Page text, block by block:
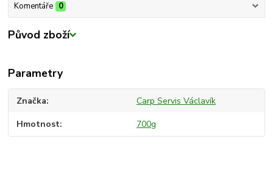
Komentáře 0
Původ zboží
Parametry
Značka Carp Servis Václavík
Hmotnost 700g